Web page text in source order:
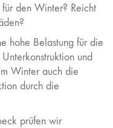
den Winter? Reicht
hohe Belastung für die
und
Winter auch die
durch die
prüfen wir